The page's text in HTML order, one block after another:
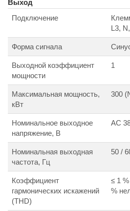
Выход
Подключение
L3,
Форма сигнала
Выходной коэффициент
мощности
1
Максимальная мощность,
кВт
300
Номинальное выходное
напряжение, В
АС
Номинальная выходная
частота, Гц
50 /
Коэффициент
гармонических искажений
(THD)
≤ 1
%